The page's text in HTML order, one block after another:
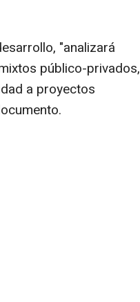
"analizará
público-privados,
a proyectos